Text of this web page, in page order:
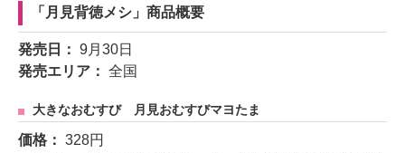
「月見背徳メシ」商品概要
発売日： 9月30日
発売エリア： 全国
大きなおむすび 月見おむすびマヨたま
価格： 328円